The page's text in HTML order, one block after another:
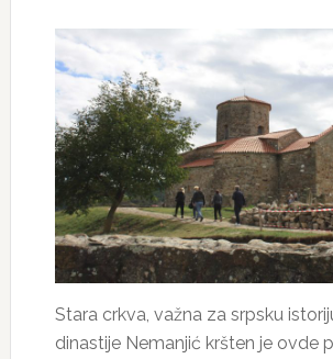
Stara crkva, važna za srpsku
dinastije Nemanjić kršten je ovde